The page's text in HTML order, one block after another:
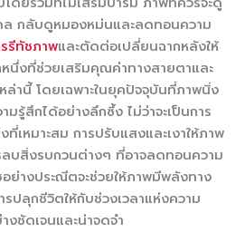
ล กลับดูหมองหม่นและลดทอนความ
รีทัชภาพและตัดต่อเปลี่ยนฉากหลังให้
หนึ่งที่ช่วยเสริมคุณค่าทางสายตาและ
ล่านี้ โดยเฉพาะในยุคปัจจุบันที่ภาพนิ่ง
มรู้สึกได้อย่างลึกซึ้ง ไม่ว่าจะเป็นการ
เหมาะสม การปรับแสงและเงาให้ภาพ
บสิ่งรบกวนต่างๆ ที่อาจลดทอนความ
ย่างประณีตจะช่วยให้ภาพมีพลังทาง
ปลุกชีวิตให้กับช่วงเวลาแห่งความ
งชัดเจนและน่าจดจำ